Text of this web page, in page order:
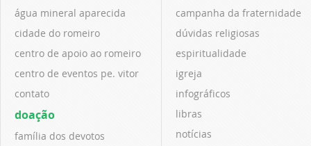
água mineral aparecida
cidade do romeiro
centro de apoio ao romeiro
centro de eventos pe. vitor
contato
doação
família dos devotos
campanha da fraternidade
dúvidas religiosas
espiritualidade
igreja
infográficos
libras
notícias